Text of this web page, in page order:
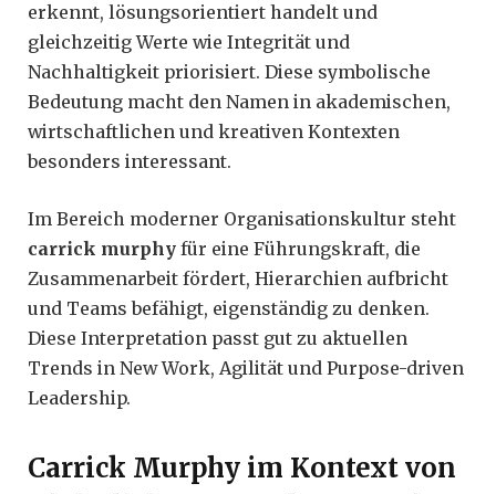
erkennt, lösungsorientiert handelt und
gleichzeitig Werte wie Integrität und
Nachhaltigkeit priorisiert. Diese symbolische
Bedeutung macht den Namen in akademischen,
wirtschaftlichen und kreativen Kontexten
besonders interessant.
Im Bereich moderner Organisationskultur steht
carrick murphy für eine Führungskraft, die
Zusammenarbeit fördert, Hierarchien aufbricht
und Teams befähigt, eigenständig zu denken.
Diese Interpretation passt gut zu aktuellen
Trends in New Work, Agilität und Purpose-driven
Leadership.
Carrick Murphy im Kontext von